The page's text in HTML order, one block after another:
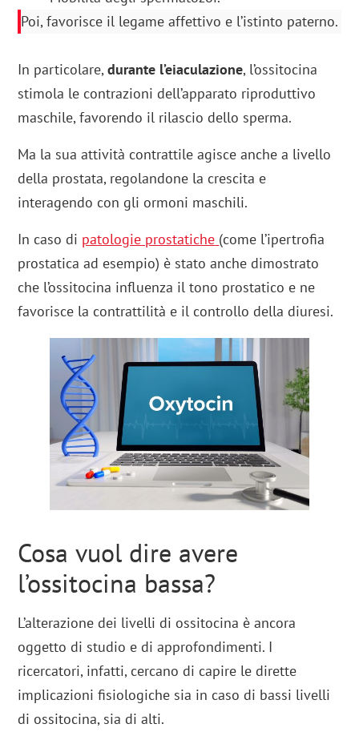
Poi, favorisce il legame affettivo e l’istinto paterno.
In particolare,durante l’eiaculazione, l’ossitocina
stimola le contrazioni dell’apparato riproduttivo
maschile, favorendo il rilascio dello sperma.
Ma la sua attività contrattile agisce anche a livello
della prostata, regolandone la crescita e
interagendo con gli ormoni maschili.
In caso di patologie prostatiche (come l’ipertrofia
prostatica ad esempio) è stato anche dimostrato
che l’ossitocina influenza il tono prostatico e ne
favorisce la contrattilità e il controllo della diuresi.
Cosa vuol dire avere
l’ossitocina bassa?
L’alterazione dei livelli di ossitocina è ancora
oggetto di studio e di approfondimenti. I
ricercatori, infatti, cercano di capire le dirette
implicazioni fisiologiche sia in caso di bassi livelli
di ossitocina, sia di alti.